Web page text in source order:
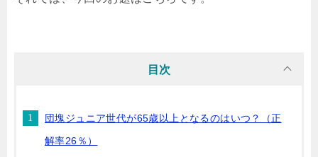
目次
団塊ジュニア世代が65歳以上となるのはいつ？（正
解率26％）